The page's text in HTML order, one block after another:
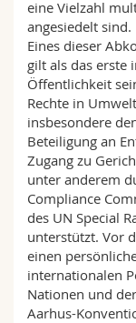
eine Vielzahl
angesiedelt sind.
Eines dieser
gilt als das erste
Öffentlichkeit
Rechte in
insbesondere
Beteiligung an
Zugang zu
unter anderem
Compliance
des UN Special
unterstützt. Vor
einen
internationalen
Nationen und
Aarhus-